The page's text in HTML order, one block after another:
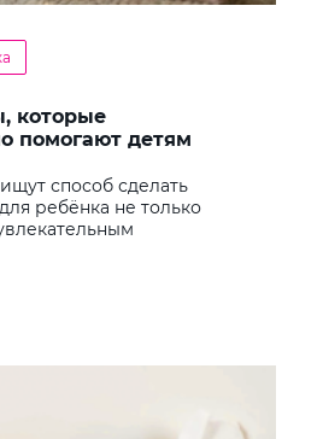
которые
помогают детям
способ сделать
ребёнка не только